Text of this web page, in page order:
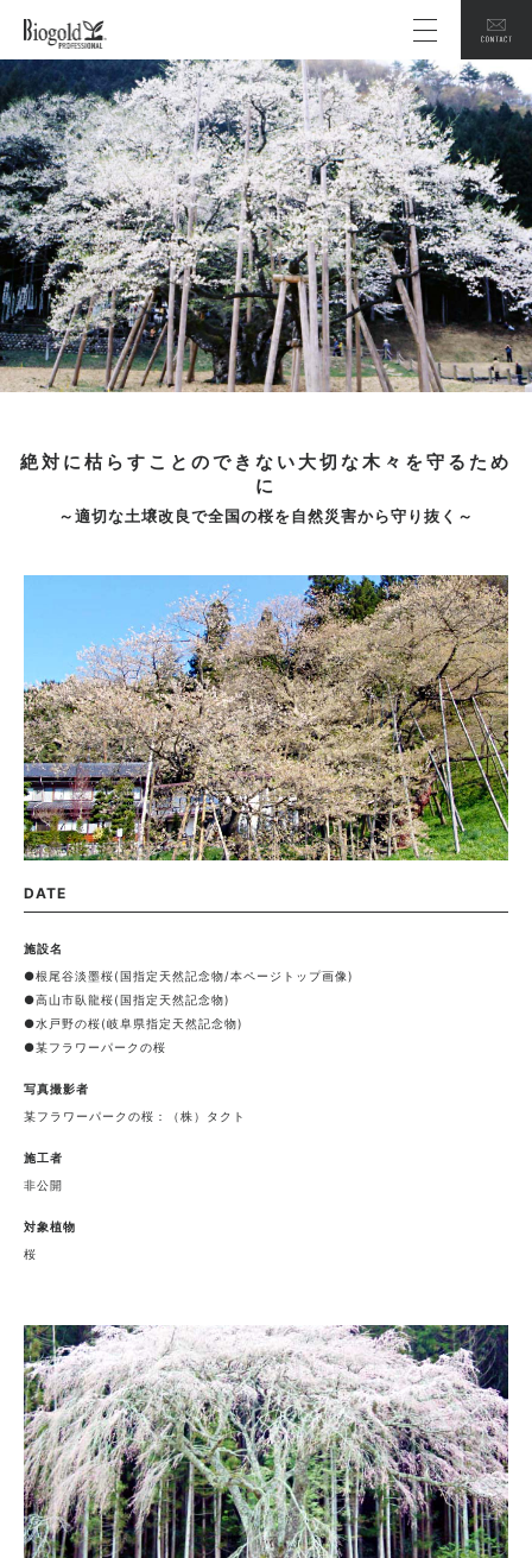
絶対に枯らすことのできない大切な木々を守るため
に
～適切な土壌改良で全国の桜を自然災害から守り抜く～
DATE
施設名
●根尾谷淡墨桜(国指定天然記念物/本ページトップ画像)
●高山市臥龍桜(国指定天然記念物)
●水戸野の桜(岐阜県指定天然記念物)
●某フラワーパークの桜
写真撮影者
某フラワーパークの桜：（株）タクト
施工者
非公開
対象植物
桜